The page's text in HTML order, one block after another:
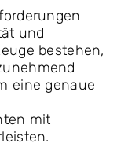
und
bestehen,
eine genaue
mit